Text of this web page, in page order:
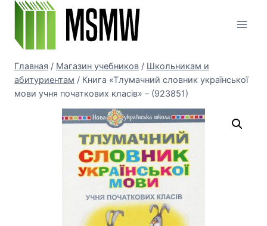
Перейти
содержимому
Главная / Магазин учебников / Школьникам и
абитуриентам / Книга «Тлумачний словник української
мови учня початкових класів» – (923851)